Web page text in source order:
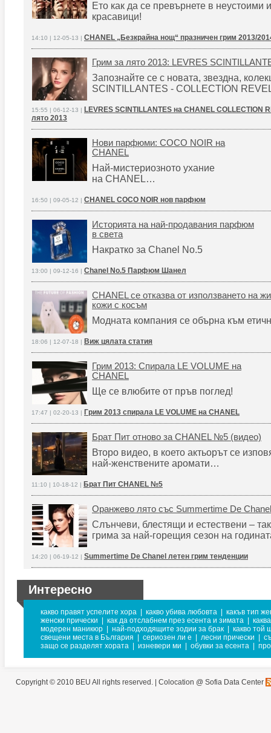
Ето как да се превърнете в неустоими
красавици!
14:10 | 12-05-13 | CHANEL „Безкрайна нощ“ празничен грим 2013/
Грим за лято 2013: LEVRES
Запознайте се с новата, звездна,
SCINTILLANTES - COLLECTION
15:55 | 06-12-13 | LEVRES SCINTILLANTES на CHANEL COLLECTION
лято 2013
Нови парфюми: COCO NOIR на
CHANEL
Най-мистериозното ухание
на CHANEL…
16:50 | 09-05-12 | CHANEL COCO NOIR нов парфюм
Историята на най-продавания парфюм
в света
Накратко за Chanel No.5
13:00 | 09-12-16 | Chanel No.5 Парфюм Шанел
CHANEL се отказва от използването на
кожи с косъм
Модната компания се обърна към
18:06 | 12-07-18 | Виж цялата статия
Грим 2013: Спирала LE VOLUME на
CHANEL
Ще се влюбите от пръв поглед!
17:47 | 02-20-13 | Грим 2013 спирала LE VOLUME на CHANEL
Брат Пит отново за CHANEL №5 (видео)
Второ видео, в което актьорът се
най-женствените аромати…
11:10 | 10-18-12 | Брат Пит CHANEL №5
Оранжево лято със Summertime De Chanel
Слънчеви, блестящи и естествени –
грима за най-горещия сезон на
14:20 | 06-19-12 | Summertime De Chanel летен грим тенденции
Интересно
какво правят успелите хора какво убива любовта
какъв тип
женски прически
как да отслабнем през есента и зимата
модерен маникюр
най-подходящите зодии за брак
какво той
свещени места в България
сериозен ли е лесни прически
защо се разделят хората
изневери ми обувки за есента
Copyright © 2010 BEU All rights reserved. | Colocation @ Sofia Data Center